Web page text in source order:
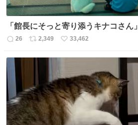
「館長にそっと寄り添うキナコさん」
返
数
26
リ
数
2,349
い
33,462